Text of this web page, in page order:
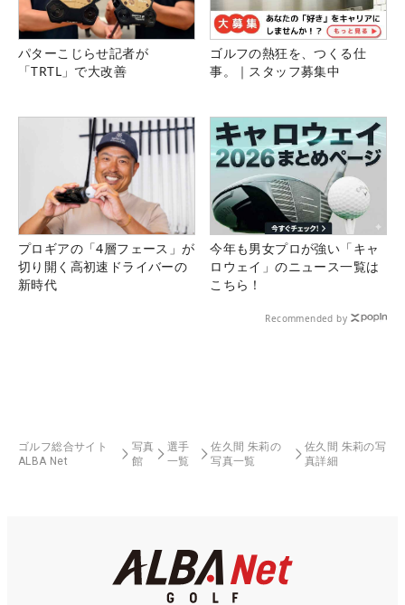
パターこじらせ記者が
「TRTL」で大改善
ゴルフの熱狂を、つくる仕
事。｜スタッフ募集中
プロギアの「4層フェース」が
切り開く高初速ドライバーの
新時代
今年も男女プロが強い「キャ
ロウェイ」のニュース一覧は
こちら！
Recommended by
ゴルフ総合サイト
ALBA Net
写真
館
選手
一覧
佐久間 朱莉の
写真一覧
佐久間 朱莉の写
真詳細